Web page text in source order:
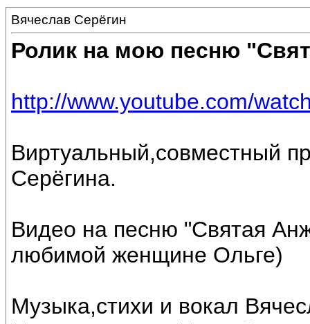
Вячеслав Серёгин
Ролик на мою песню
http://www.youtube.com/
Виртуальный,совместный
Серёгина.
Видео на песню "Святая
любимой женщине Ольге)
Музыка,стихи и вокал